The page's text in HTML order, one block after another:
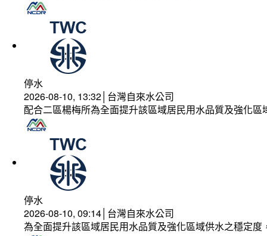
停水
2026-08-10, 13:32│台灣自來水公司
配合二區楊梅所為全面提升該區域居民用水品質及強化
停水
2026-08-10, 09:14│台灣自來水公司
為全面提升該區域居民用水品質及強化區域供水之穩定